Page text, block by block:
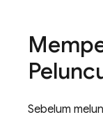
Sebelum